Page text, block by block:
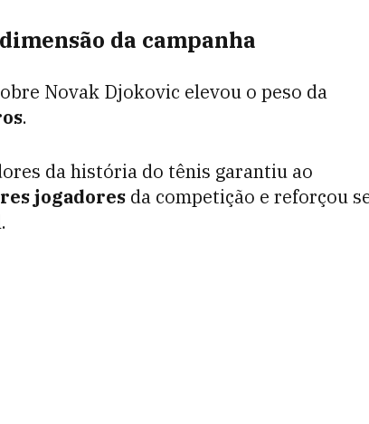
da campanha
Novak Djokovic elevou o peso da
.
da história do tênis garantiu ao
jogadores da competição e reforçou